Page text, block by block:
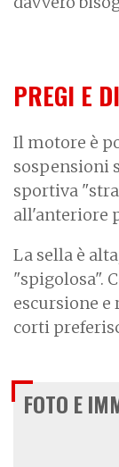
PREGI E
Il motore è
sospensioni
sportiva
all'anteriore
La sella è
"spigolosa".
escursione
corti
FOTO E